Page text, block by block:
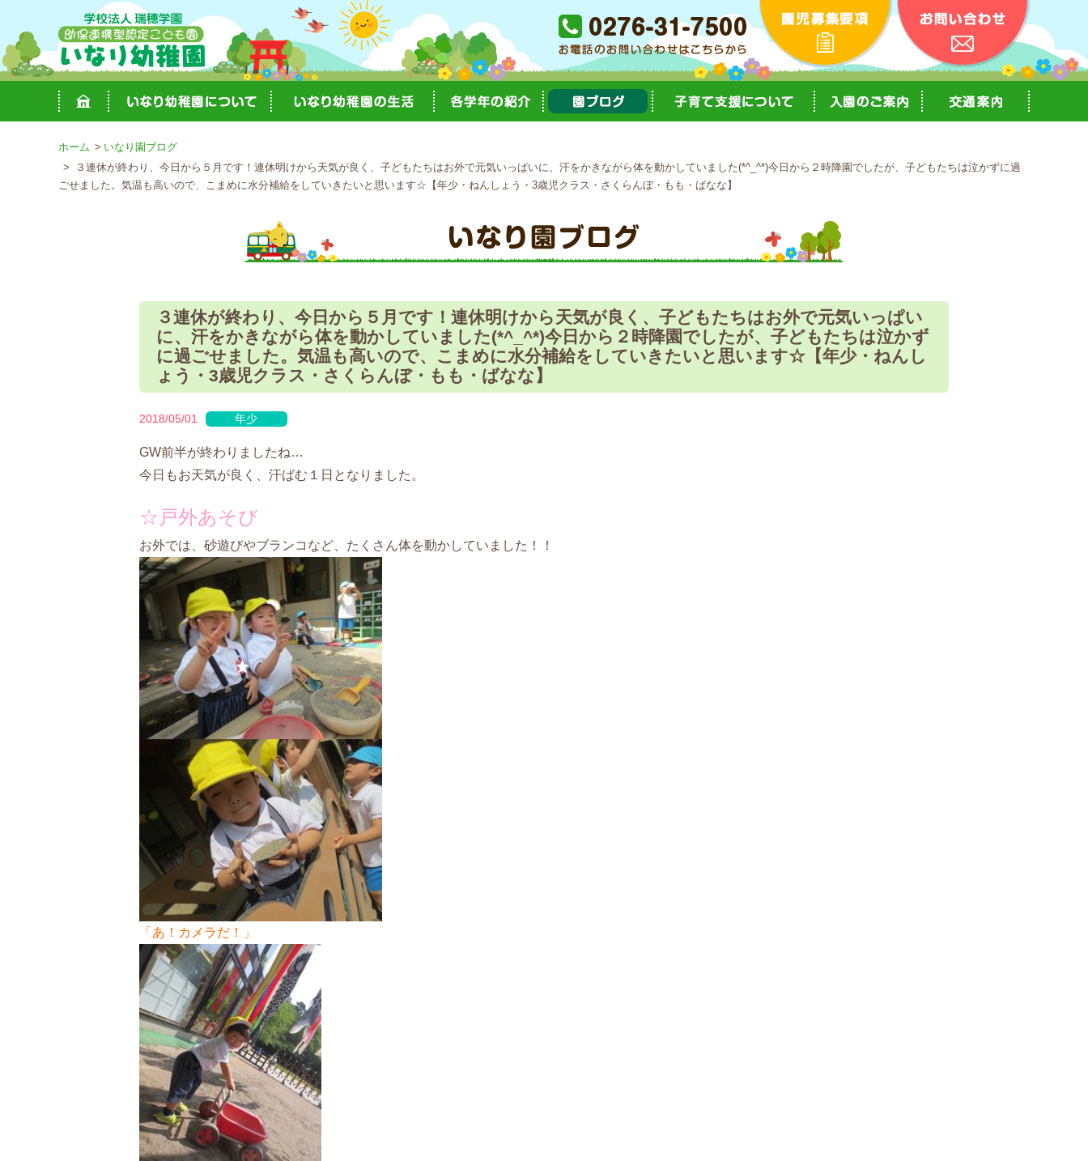
ホーム
いなり園ブログ
３連休が終わり、今日から５月です！連休明けから天気が良く、子どもたちはお外で元気いっぱいに、汗をかきながら体を動かしていました(*^_^*)今日から２時降園でしたが、子どもたちは泣かずに過
ごせました。気温も高いので、こまめに水分補給をしていきたいと思います☆【年少・ねんしょう・3歳児クラス・さくらんぼ・もも・ばなな】
３連休が終わり、今日から５月です！連休明けから天気が良く、子どもたちはお外で元気いっぱい
に、汗をかきながら体を動かしていました(*^_^*)今日から２時降園でしたが、子どもたちは泣かず
に過ごせました。気温も高いので、こまめに水分補給をしていきたいと思います☆【年少・ねんし
ょう・3歳児クラス・さくらんぼ・もも・ばなな】
2018/05/01 年少
GW前半が終わりましたね…
今日もお天気が良く、汗ばむ１日となりました。
☆戸外あそび
お外では、砂遊びやブランコなど、たくさん体を動かしていました！！
「あ！カメラだ！」